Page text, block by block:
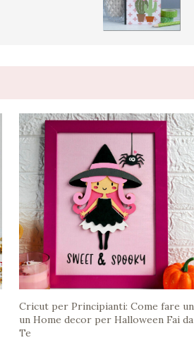
Cricut per Principianti: Come fare un
un Home decor per Halloween Fai da
Te